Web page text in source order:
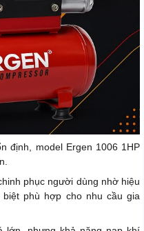
định, model Ergen 1006 1HP
phục người dùng nhờ hiệu
phù hợp cho nhu cầu gia